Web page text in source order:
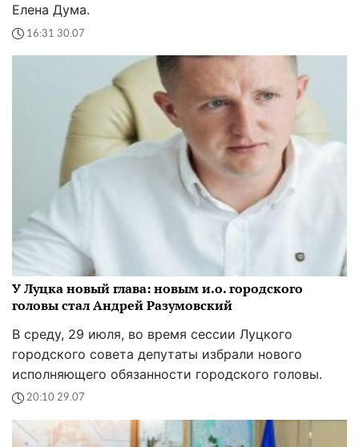
Елена Дума.
16:31 30.07
У Луцка новый глава: новым и.о. городского
головы стал Андрей Разумовский
В среду, 29 июля, во время сессии Луцкого
городского совета депутаты избрали нового
исполняющего обязанности городского головы.
20:10 29.07